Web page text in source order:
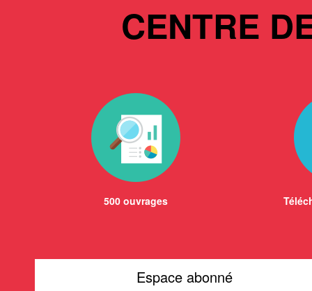
CENTRE
500 ouvrages
Espace abonné